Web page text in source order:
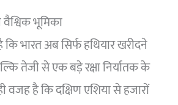
भूमिका
कि भारत अब सिर्फ हथियार खरीदने
तेजी से एक बड़े रक्षा निर्यातक के
वजह है कि दक्षिण एशिया से हजारों